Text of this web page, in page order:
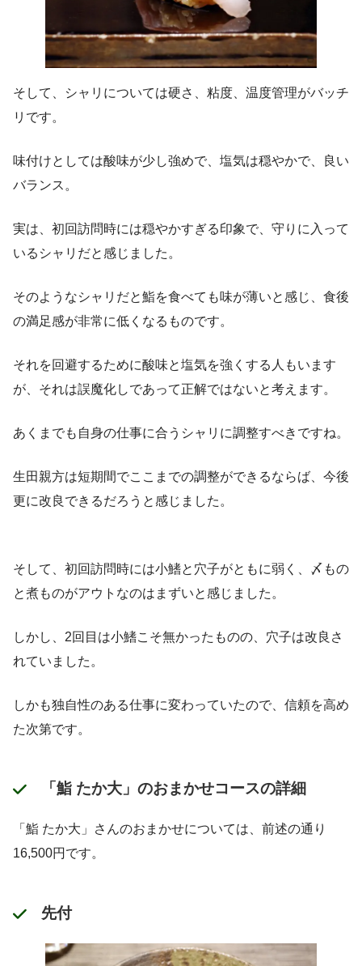
そして、シャリについては硬さ、粘度、温度管理がバッチ
リです。
味付けとしては酸味が少し強めで、塩気は穏やかで、良い
バランス。
実は、初回訪問時には穏やかすぎる印象で、守りに入って
いるシャリだと感じました。
そのようなシャリだと鮨を食べても味が薄いと感じ、食後
の満足感が非常に低くなるものです。
それを回避するために酸味と塩気を強くする人もいます
が、それは誤魔化しであって正解ではないと考えます。
あくまでも自身の仕事に合うシャリに調整すべきですね。
生田親方は短期間でここまでの調整ができるならば、今後
更に改良できるだろうと感じました。
そして、初回訪問時には小鰭と穴子がともに弱く、〆もの
と煮ものがアウトなのはまずいと感じました。
しかし、2回目は小鰭こそ無かったものの、穴子は改良さ
れていました。
しかも独自性のある仕事に変わっていたので、信頼を高め
た次第です。
「鮨 たか大」のおまかせコースの詳細
「鮨 たか大」さんのおまかせについては、前述の通り
16,500円です。
先付